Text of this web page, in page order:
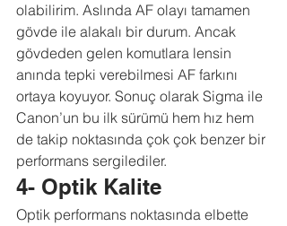
olabilirim. Aslında AF olayı tamamen
gövde ile alakalı bir durum. Ancak
gövdeden gelen komutlara lensin
anında tepki verebilmesi AF farkını
ortaya koyuyor. Sonuç olarak Sigma ile
Canon’un bu ilk sürümü hem hız hem
de takip noktasında çok çok benzer bir
performans sergilediler.
4- Optik Kalite
Optik performans noktasında elbette